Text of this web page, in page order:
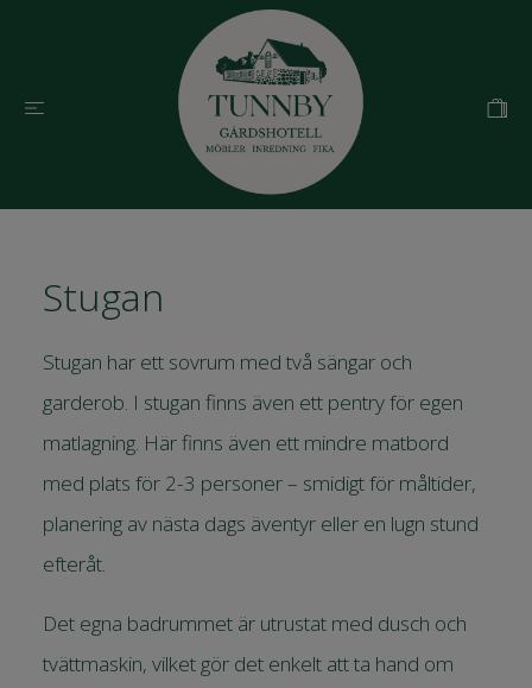
Stugan
Stugan har ett sovrum med två sängar och
garderob. I stugan finns även ett pentry för egen
matlagning. Här finns även ett mindre matbord
med plats för 2-3 personer – smidigt för måltider,
planering av nästa dags äventyr eller en lugn stund
efteråt.
Det egna badrummet är utrustat med dusch och
tvättmaskin, vilket gör det enkelt att ta hand om